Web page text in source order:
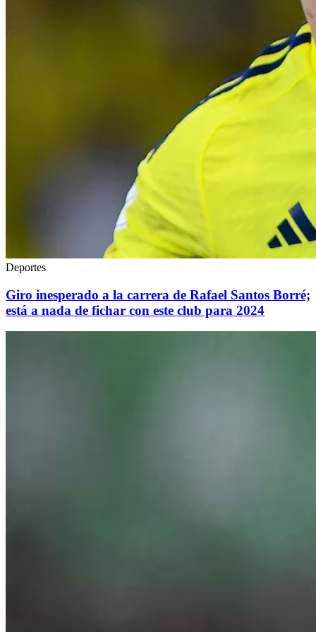
Deportes
Giro inesperado a la carrera de Rafael Santos Borré;
está a nada de fichar con este club para 2024